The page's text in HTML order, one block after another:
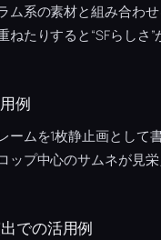
ム系の素材と組み合わ
ねたりすると“SFらし
例
ームを1枚静止画とし
ップ中心のサムネが見
での活用例